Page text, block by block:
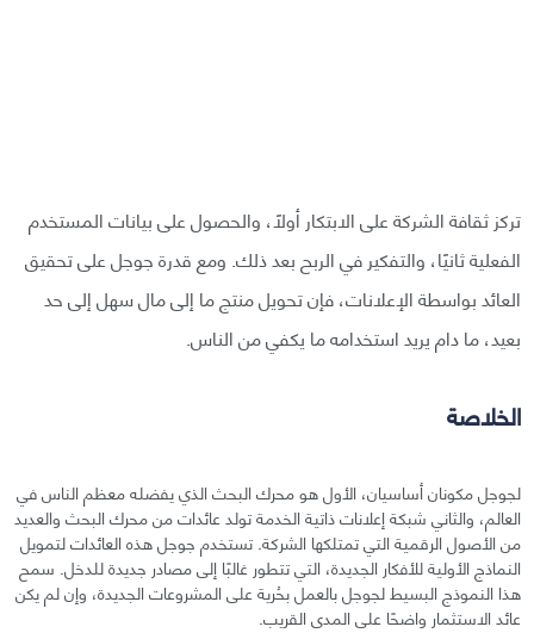
تركز ثقافة الشركة على الابتكار أولًا، والحصول على بيانات المستخدم
الفعلية ثانيًا، والتفكير في الربح بعد ذلك. ومع قدرة جوجل على تحقيق
العائد بواسطة الإعلانات، فإن تحويل منتج ما إلى مال سهل إلى حد
بعيد، ما دام يريد استخدامه ما يكفي من الناس.
الخلاصة
لجوجل مكونان أساسيان، الأول هو محرك البحث الذي يفضله معظم الناس في
العالم، والثاني شبكة إعلانات ذاتية الخدمة تولد عائدات من محرك البحث والعديد
من الأصول الرقمية التي تمتلكها الشركة. تستخدم جوجل هذه العائدات لتمويل
النماذج الأولية للأفكار الجديدة، التي تتطور غالبًا إلى مصادر جديدة للدخل. سمح
هذا النموذج البسيط لجوجل بالعمل بحُرية على المشروعات الجديدة، وإن لم يكن
عائد الاستثمار واضحًا على المدى القريب.